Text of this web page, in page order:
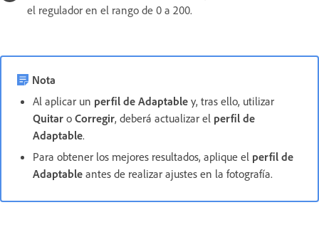
el regulador en el rango de 0 a 200.
Nota
Al aplicar un perfil de Adaptable y, tras ello, utilizar
Quitar o Corregir, deberá actualizar el perfil de
Adaptable.
Para obtener los mejores resultados, aplique el perfil de
Adaptable antes de realizar ajustes en la fotografía.